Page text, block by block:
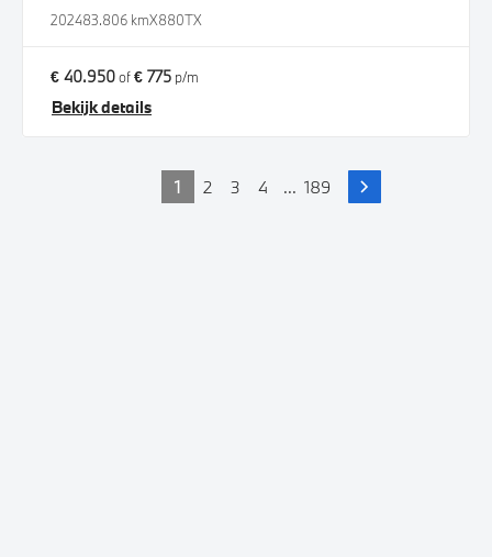
202483.806 kmX880TX
€ 40.950of€ 775 p/m
Bekijk details
1 2 3 4 ... 189